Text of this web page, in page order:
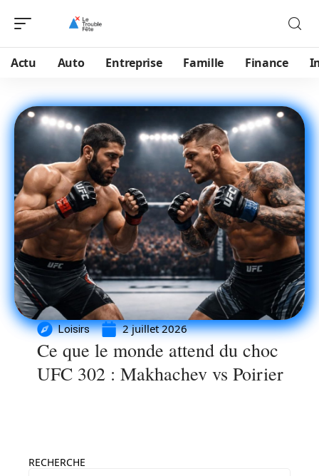
Actu Auto Entreprise Famille Finance
Loisirs 2 juillet 2026
Ce que le monde attend du choc
UFC 302 : Makhachev vs Poirier
RECHERCHE